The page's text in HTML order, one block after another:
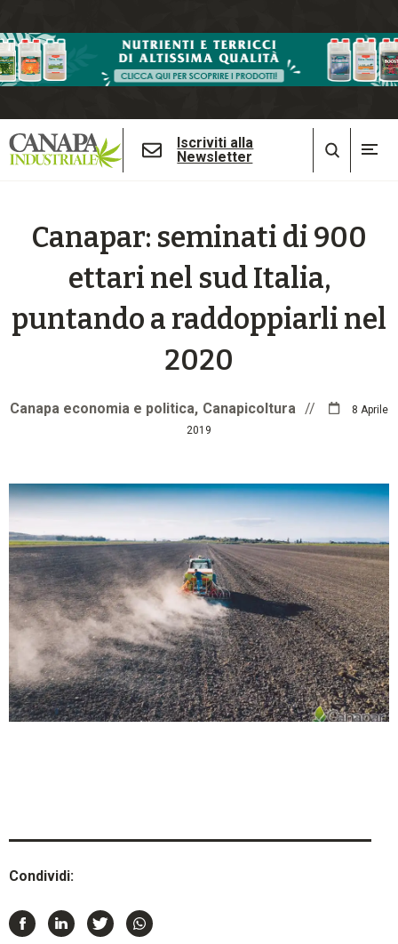
Iscriviti alla
Newsletter
Canapar: seminati di 900
ettari nel sud Italia,
puntando a raddoppiarli nel
2020
Canapa economia e politica Canapicoltura //
8 Aprile
2019
Condividi: